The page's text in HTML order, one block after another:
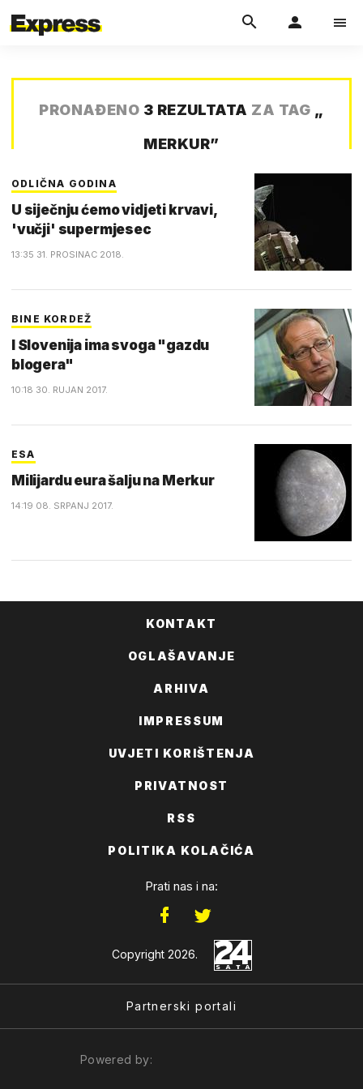
PRONAĐENO 3 REZULTATA ZA TAG „
MERKUR”
ODLIČNA GODINA
U siječnju ćemo vidjeti krvavi,
'vučji' supermjesec
13:35 31. PROSINAC 2018.
BINE KORDEŽ
I Slovenija ima svoga "gazdu
blogera"
10:18 30. RUJAN 2017.
ESA
Milijardu eura šalju na Merkur
14:19 08. SRPANJ 2017.
KONTAKT
OGLAŠAVANJE
ARHIVA
IMPRESSUM
UVJETI KORIŠTENJA
PRIVATNOST
RSS
POLITIKA KOLAČIĆA
Prati nas i na:
Copyright 2026.
Partnerski portali
Powered by: